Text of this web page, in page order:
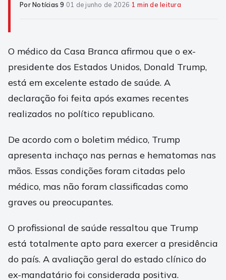
Por Notícias 9·01 de junho de 2026·1 min de leitura
O médico da Casa Branca afirmou que o ex-
presidente dos Estados Unidos, Donald Trump,
está em excelente estado de saúde. A
declaração foi feita após exames recentes
realizados no político republicano.
De acordo com o boletim médico, Trump
apresenta inchaço nas pernas e hematomas nas
mãos. Essas condições foram citadas pelo
médico, mas não foram classificadas como
graves ou preocupantes.
O profissional de saúde ressaltou que Trump
está totalmente apto para exercer a presidência
do país. A avaliação geral do estado clínico do
ex-mandatário foi considerada positiva.